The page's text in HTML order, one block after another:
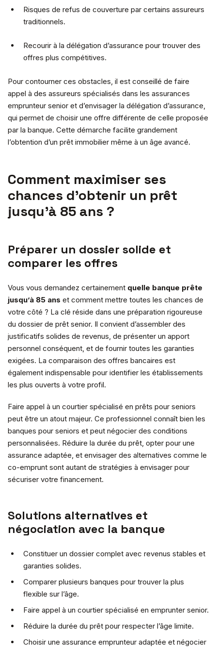
Risques de refus de couverture par certains assureurs
traditionnels.
Recourir à la délégation d’assurance pour trouver des
offres plus compétitives.
Pour contourner ces obstacles, il est conseillé de faire
appel à des assureurs spécialisés dans les assurances
emprunteur senior et d’envisager la délégation d’assurance,
qui permet de choisir une offre différente de celle proposée
par la banque. Cette démarche facilite grandement
l’obtention d’un prêt immobilier même à un âge avancé.
Comment maximiser ses
chances d’obtenir un prêt
jusqu’à 85 ans ?
Préparer un dossier solide et
comparer les offres
Vous vous demandez certainement quelle banque prête
jusqu’à 85 ans et comment mettre toutes les chances de
votre côté ? La clé réside dans une préparation rigoureuse
du dossier de prêt senior. Il convient d’assembler des
justificatifs solides de revenus, de présenter un apport
personnel conséquent, et de fournir toutes les garanties
exigées. La comparaison des offres bancaires est
également indispensable pour identifier les établissements
les plus ouverts à votre profil.
Faire appel à un courtier spécialisé en prêts pour seniors
peut être un atout majeur. Ce professionnel connaît bien les
banques pour seniors et peut négocier des conditions
personnalisées. Réduire la durée du prêt, opter pour une
assurance adaptée, et envisager des alternatives comme le
co-emprunt sont autant de stratégies à envisager pour
sécuriser votre financement.
Solutions alternatives et
négociation avec la banque
Constituer un dossier complet avec revenus stables et
garanties solides.
Comparer plusieurs banques pour trouver la plus
flexible sur l’âge.
Faire appel à un courtier spécialisé en emprunter senior.
Réduire la durée du prêt pour respecter l’âge limite.
Choisir une assurance emprunteur adaptée et négocier